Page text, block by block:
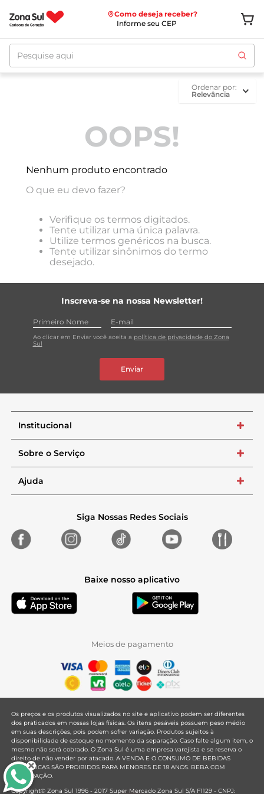
Como deseja receber?
Informe seu CEP
Pesquise aqui
ordenar por
Relevância
OOPS!
Nenhum produto encontrado
O que eu devo fazer?
Verifique os termos digitados.
Tente utilizar uma única palavra.
Utilize termos genéricos na busca.
Tente utilizar sinônimos do termo
desejado.
Inscreva-se na nossa Newsletter!
Ao clicar em Enviar você aceita a política de privacidade do Zona
Sul
Enviar
Institucional +
Sobre o Serviço +
Ajuda +
Siga Nossas Redes Sociais
Baixe nosso aplicativo
Meios de pagamento
Os preços e os produtos visualizados no site e aplicativo podem ser diferentes
dos praticados em nossas lojas físicas. Os itens pesáveis possuem peso médio
em suas descrições, pois podem sofrer variação. Produtos sujeitos à
disponibilidade de estoque no momento da separação. Caso falte algum item, o
mesmo não será cobrado. O Zona Sul é uma empresa varejista e se reserva o
direito de não vender por atacado. A VENDA E O CONSUMO DE BEBIDAS
ALCOÓLICAS SÃO PROIBIDOS PARA MENORES DE 18 ANOS. BEBA COM
MODERAÇÃO.
Copyright© Zona Sul 1996 - 2017 Super Mercado Zona Sul S/A F1129 - CNPJ: